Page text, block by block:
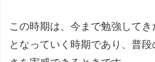
この時期は、今まで勉強してき
となっていく時期であり、普段